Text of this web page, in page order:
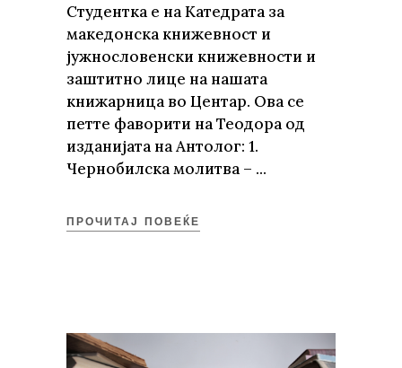
Студентка е на Катедрата за
македонска книжевност и
јужнословенски книжевности и
заштитно лице на нашата
книжарница во Центар. Ова се
петте фаворити на Теодора од
изданијата на Антолог: 1.
Чернобилска молитва –
ПРОЧИТАЈ ПОВЕЌЕ